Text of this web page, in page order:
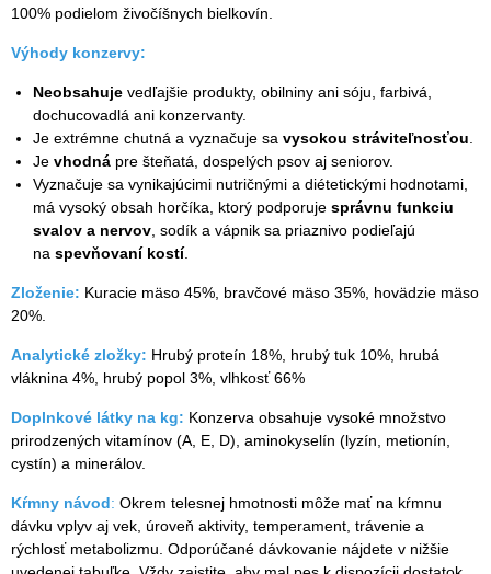
100% podielom živočíšnych bielkovín.
Výhody konzervy:
Neobsahuje vedľajšie produkty, obilniny ani sóju, farbivá,
dochucovadlá ani konzervanty.
Je extrémne chutná a vyznačuje sa vysokou stráviteľnosťou
Je vhodná pre šteňatá, dospelých psov aj seniorov.
Vyznačuje sa vynikajúcimi nutričnými a diétetickými hodnotami,
má vysoký obsah horčíka, ktorý podporuje správnu funkciu
svalov a nervov , sodík a vápnik sa priaznivo podieľajú
na spevňovaní kostí.
Zloženie: Kuracie mäso 45%, bravčové mäso 35%, hovädzie mäso
20%.
Analytické zložky: Hrubý proteín 18%, hrubý tuk 10%, hrubá
vláknina 4%, hrubý popol 3%, vlhkosť 66%
Doplnkové látky na kg: Konzerva obsahuje vysoké množstvo
prirodzených vitamínov (A, E, D), aminokyselín (lyzín, metionín,
cystín) a minerálov.
Kŕmny návod: Okrem telesnej hmotnosti môže mať na kŕmnu
dávku vplyv aj vek, úroveň aktivity, temperament, trávenie a
rýchlosť metabolizmu. Odporúčané dávkovanie nájdete v nižšie